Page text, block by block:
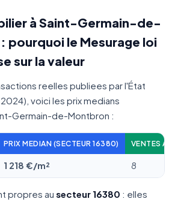
à Saint-Germain-de-
pourquoi le Mesurage loi
sur la valeur
reelles publiees par l'État
voici les prix medians
Germain-de-Montbron :
PRIX MEDIAN (SECTEUR 16380) VENTES
1 218 €/m² 8
propres au secteur 16380 : elles